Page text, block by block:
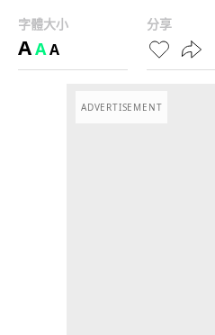
字體大小
AAA
分享
ADVERTISEMENT